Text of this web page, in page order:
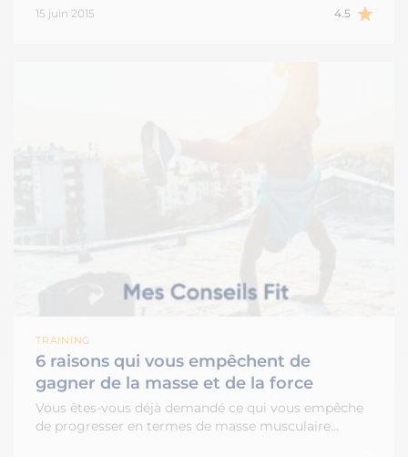
15 juin 2015 4.5
TRAINING
6 raisons qui vous empêchent de
gagner de la masse et de la force
Vous êtes-vous déjà demandé ce qui vous empêche
de progresser en termes de masse musculaire…